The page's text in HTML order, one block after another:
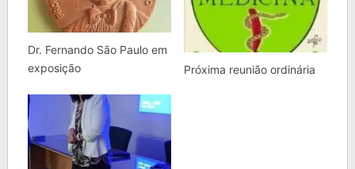
Dr. Fernando São Paulo em
exposição
Próxima reunião ordinária